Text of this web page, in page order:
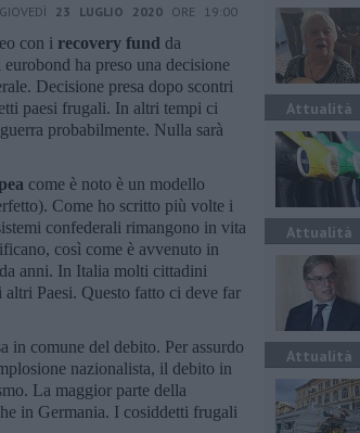
23 LUGLIO 2020 ORE 19:00
con i recovery fund da
ha preso una decisione
Decisione presa dopo scontri
paesi frugali. In altri tempi ci
probabilmente. Nulla sarà
come è noto è un modello
Come ho scritto più volte i
confederali rimangono in vita
così come è avvenuto in
anni. In Italia molti cittadini
Paesi. Questo fatto ci deve far
in comune del debito. Per assurdo
nazionalista, il debito in
La maggior parte della
in Germania. I cosiddetti frugali
Attualità
Attualità
Attualità